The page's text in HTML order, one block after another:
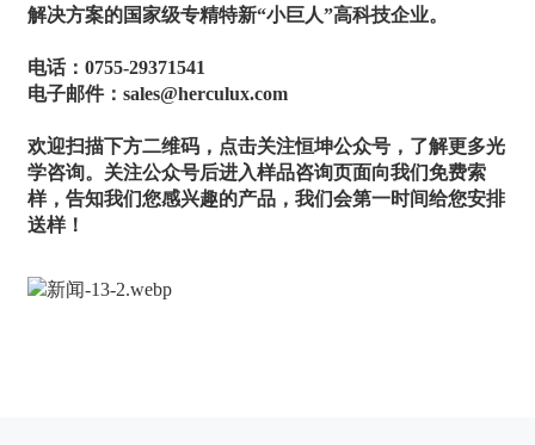
解决方案的国家级专精特新“小巨人”高科技企业。
电话：0755-29371541
电子邮件：sales@herculux.com
欢迎扫描下方二维码，点击关注恒坤公众号，了解更多光
学咨询。关注公众号后进入样品咨询页面向我们免费索
样，告知我们您感兴趣的产品，我们会第一时间给您安排
送样！